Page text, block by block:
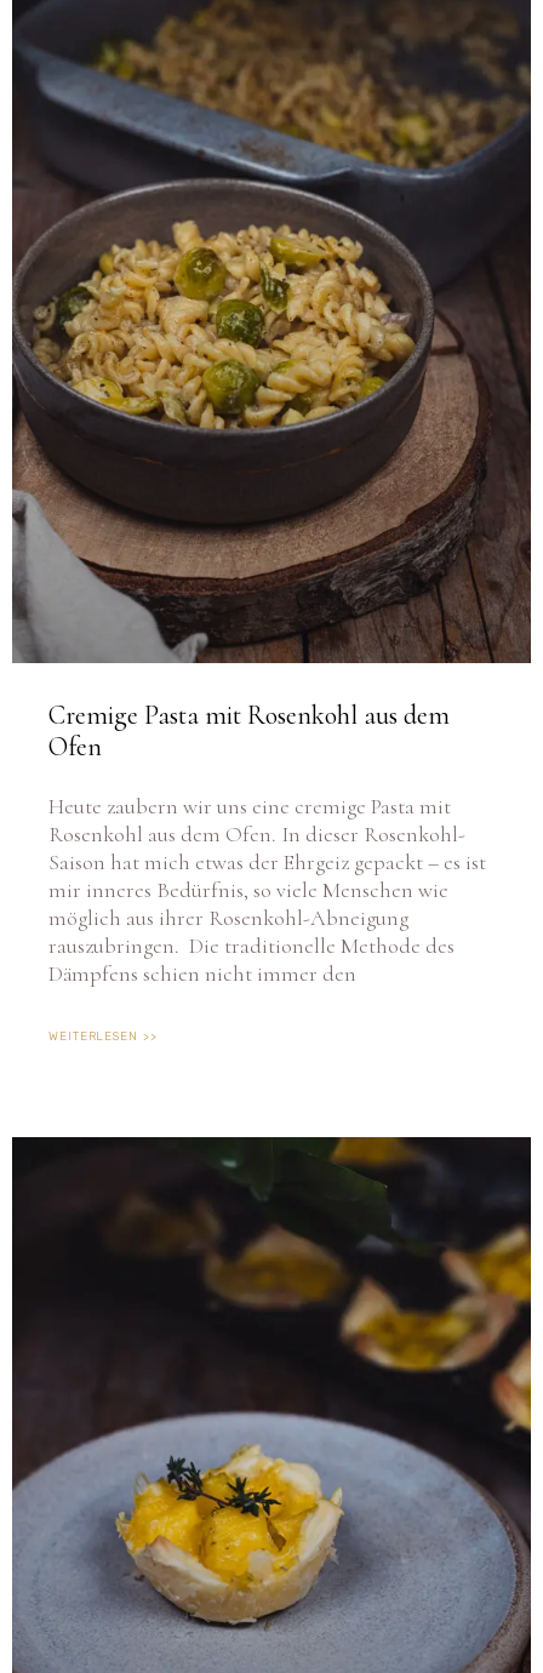
Cremige Pasta mit Rosenkohl aus dem
Ofen
Heute zaubern wir uns eine cremige Pasta mit
Rosenkohl aus dem Ofen. In dieser Rosenkohl-
Saison hat mich etwas der Ehrgeiz gepackt – es ist
mir inneres Bedürfnis, so viele Menschen wie
möglich aus ihrer Rosenkohl-Abneigung
rauszubringen. Die traditionelle Methode des
Dämpfens schien nicht immer den
WEITERLESEN >>